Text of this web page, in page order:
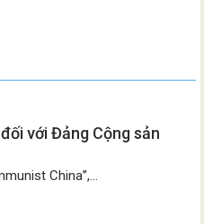
với Đảng Cộng sản
China”,...